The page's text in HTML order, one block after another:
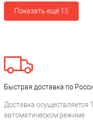
Показать ещё 15
Быстрая доставка по
Доставка осуществляется
автоматическом режиме